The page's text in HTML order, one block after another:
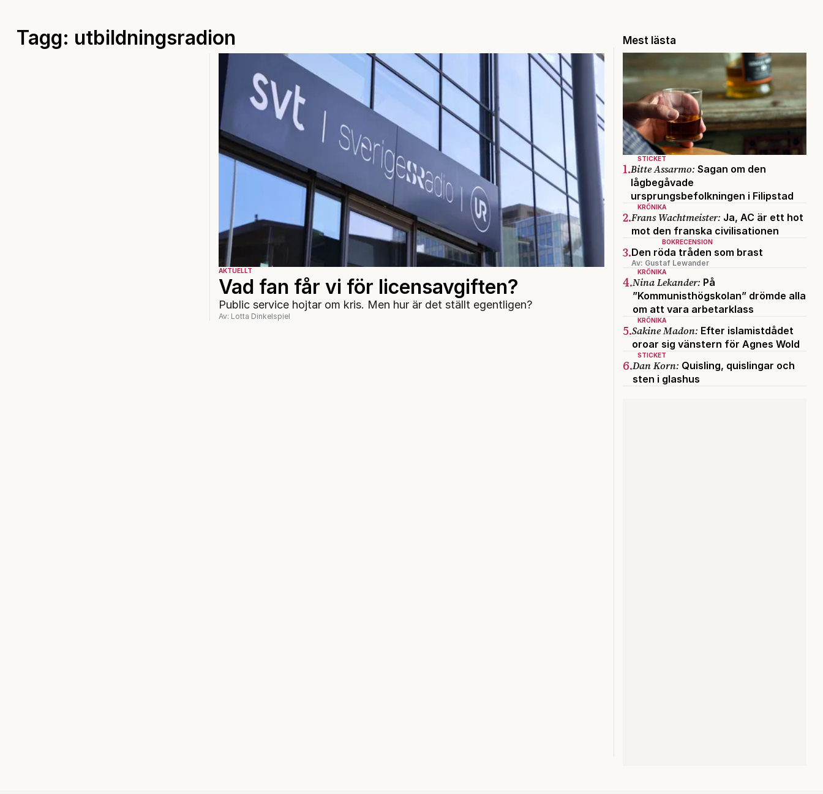
Tagg: utbildningsradion
AKTUELLT
Vad fan får vi för licensavgiften?
Public service hojtar om kris. Men hur är det ställt egentligen?
Av: Lotta Dinkelspiel
Mest lästa
STICKET
1.Bitte Assarmo: Sagan om den
lågbegåvade
ursprungsbefolkningen i Filipstad
KRÖNIKA
2.Frans Wachtmeister: Ja, AC är ett hot
mot den franska civilisationen
BOKRECENSION
3.Den röda tråden som brast
Av: Gustaf Lewander
KRÖNIKA
4.Nina Lekander: På
”Kommunisthögskolan” drömde alla
om att vara arbetarklass
KRÖNIKA
5.Sakine Madon: Efter islamistdådet
oroar sig vänstern för Agnes Wold
STICKET
6.Dan Korn: Quisling, quislingar och
sten i glashus